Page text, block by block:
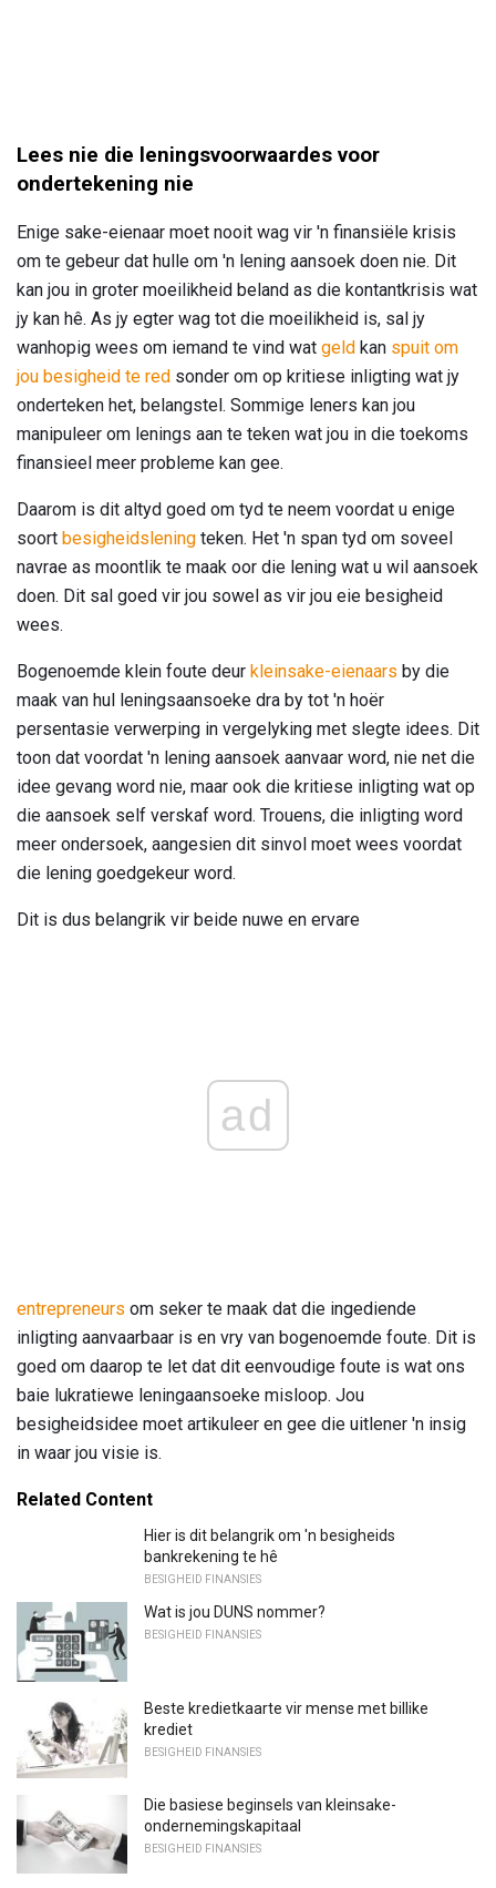
Lees nie die leningsvoorwaardes voor
ondertekening nie
Enige sake-eienaar moet nooit wag vir 'n finansiële krisis
om te gebeur dat hulle om 'n lening aansoek doen nie. Dit
kan jou in groter moeilikheid beland as die kontantkrisis wat
jy kan hê. As jy egter wag tot die moeilikheid is, sal jy
wanhopig wees om iemand te vind wat geld kan spuit om
jou besigheid te red sonder om op kritiese inligting wat jy
onderteken het, belangstel. Sommige leners kan jou
manipuleer om lenings aan te teken wat jou in die toekoms
finansieel meer probleme kan gee.
Daarom is dit altyd goed om tyd te neem voordat u enige
soort besigheidslening teken. Het 'n span tyd om soveel
navrae as moontlik te maak oor die lening wat u wil aansoek
doen. Dit sal goed vir jou sowel as vir jou eie besigheid
wees.
Bogenoemde klein foute deur kleinsake-eienaars by die
maak van hul leningsaansoeke dra by tot 'n hoër
persentasie verwerping in vergelyking met slegte idees. Dit
toon dat voordat 'n lening aansoek aanvaar word, nie net die
idee gevang word nie, maar ook die kritiese inligting wat op
die aansoek self verskaf word. Trouens, die inligting word
meer ondersoek, aangesien dit sinvol moet wees voordat
die lening goedgekeur word.
Dit is dus belangrik vir beide nuwe en ervare
ad
entrepreneurs om seker te maak dat die ingediende
inligting aanvaarbaar is en vry van bogenoemde foute. Dit is
goed om daarop te let dat dit eenvoudige foute is wat ons
baie lukratiewe leningaansoeke misloop. Jou
besigheidsidee moet artikuleer en gee die uitlener 'n insig
in waar jou visie is.
Related Content
Hier is dit belangrik om 'n besigheids
bankrekening te hê
BESIGHEID FINANSIES
Wat is jou DUNS nommer?
BESIGHEID FINANSIES
Beste kredietkaarte vir mense met billike
krediet
BESIGHEID FINANSIES
Die basiese beginsels van kleinsake-
ondernemingskapitaal
BESIGHEID FINANSIES